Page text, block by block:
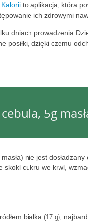
Kalorii to aplikacja, która
ich zdrowymi
dniach prowadzenia
posiłki, dzięki czemu
5g
nie jest
skoki cukru we krwi,
białka (17 g) ,